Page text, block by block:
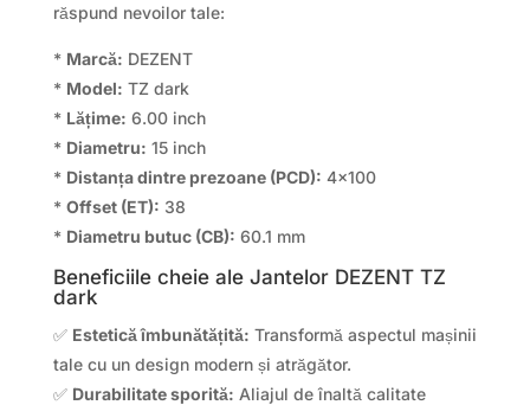
răspund nevoilor tale:
* Marcă: DEZENT
* Model: TZ dark
* Lățime: 6.00 inch
* Diametru: 15 inch
* Distanța dintre prezoane (PCD): 4×100
* Offset (ET): 38
* Diametru butuc (CB): 60.1 mm
Beneficiile cheie ale Jantelor DEZENT TZ
dark
✅ Estetică îmbunătățită: Transformă aspectul mașinii
tale cu un design modern și atrăgător.
✅ Durabilitate sporită: Aliajul de înaltă calitate